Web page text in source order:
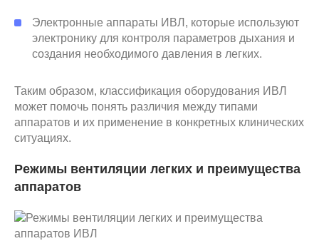
Электронные аппараты ИВЛ, которые используют
электронику для контроля параметров дыхания и
создания необходимого давления в легких.
Таким образом, классификация оборудования ИВЛ
может помочь понять различия между типами
аппаратов и их применение в конкретных клинических
ситуациях.
Режимы вентиляции легких и преимущества
аппаратов